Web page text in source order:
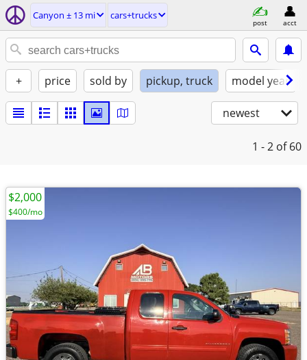
Canyon ± 13 mi cars+trucks
post acct
+ price sold by pickup, truck model year
newest
1 - 2 of 60
$2,000
$400/mo